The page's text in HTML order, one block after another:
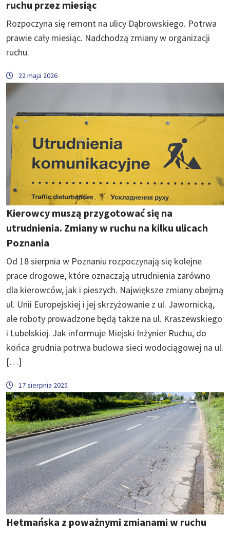
ruchu przez miesiąc
Rozpoczyna się remont na ulicy Dąbrowskiego. Potrwa
prawie cały miesiąc. Nadchodzą zmiany w organizacji
ruchu.
22 maja 2026
Kierowcy muszą przygotować się na
utrudnienia. Zmiany w ruchu na kilku ulicach
Poznania
Od 18 sierpnia w Poznaniu rozpoczynają się kolejne
prace drogowe, które oznaczają utrudnienia zarówno
dla kierowców, jak i pieszych. Największe zmiany obejmą
ul. Unii Europejskiej i jej skrzyżowanie z ul. Jawornicką,
ale roboty prowadzone będą także na ul. Kraszewskiego
i Lubelskiej. Jak informuje Miejski Inżynier Ruchu, do
końca grudnia potrwa budowa sieci wodociągowej na ul.
[…]
17 sierpnia 2025
Hetmańska z poważnymi zmianami w ruchu